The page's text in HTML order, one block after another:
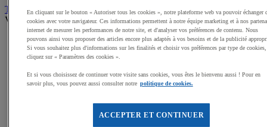
Textile Multisport
Voir tous les produits
Shorts de sport
Sous-vêtements sport
Premieres couches, sous-maillots
Débardeurs de sport
Survêtements
Maillots de bain, combinaisons de natation
En cliquant sur le bouton « Autoriser tous les cookies », notre plateforme web va pouvoir échanger
cookies avec votre navigateur. Ces informations permettent à notre équipe marketing et à nos
internet de mesurer les performances de notre site, et d'analyser vos préférences de contenu. Nous
pouvons ainsi vous proposer des articles encore plus adaptés à vos besoins et de la publicité
Si vous souhaitez plus d'informations sur les finalités et choisir vos préférences par type de cookies,
cliquez sur « Paramètres des cookies ».
Et si vous choisissez de continuer votre visite sans cookies, vous êtes le bienvenu aussi ! Pour en
savoir plus, vous pouvez aussi consulter notre politique de cookies.
ACCEPTER ET CONTINUER